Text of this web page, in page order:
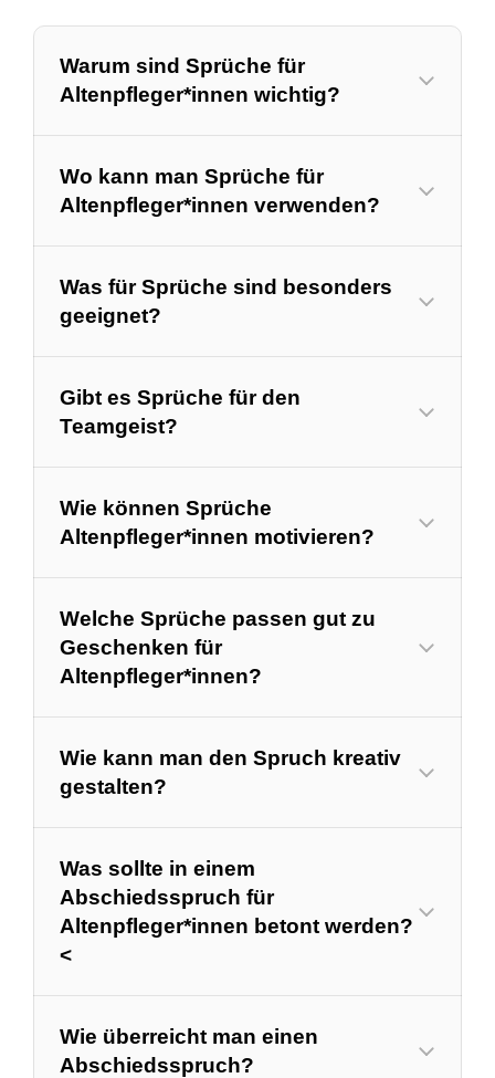
Warum sind Sprüche für
Altenpfleger*innen wichtig?
Wo kann man Sprüche für
Altenpfleger*innen verwenden?
Was für Sprüche sind besonders
geeignet?
Gibt es Sprüche für den
Teamgeist?
Wie können Sprüche
Altenpfleger*innen motivieren?
Welche Sprüche passen gut zu
Geschenken für
Altenpfleger*innen?
Wie kann man den Spruch kreativ
gestalten?
Was sollte in einem
Abschiedsspruch für
Altenpfleger*innen betont werden?
<
Wie überreicht man einen
Abschiedsspruch?